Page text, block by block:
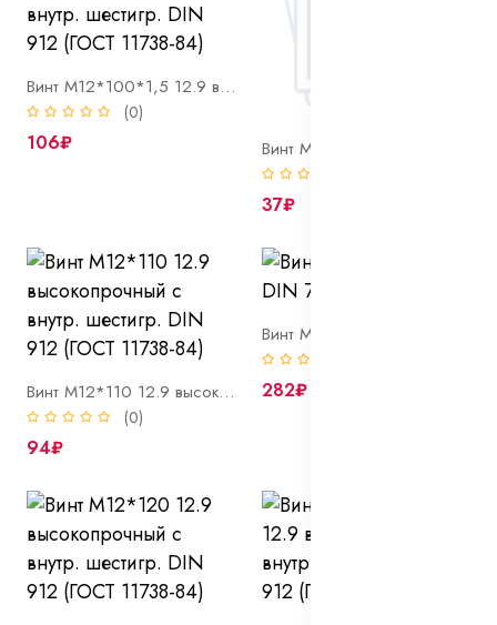
Винт М12*100*1,5 12.9 высокопрочный с внутр. шестигр. DIN 912 (ГОСТ 11738-84)
(0)
106₽
37₽
Винт М12*110 12.9 высокопрочный с внутр. шестигр. DIN 912 (ГОСТ 11738-84)
(0)
94₽
282₽